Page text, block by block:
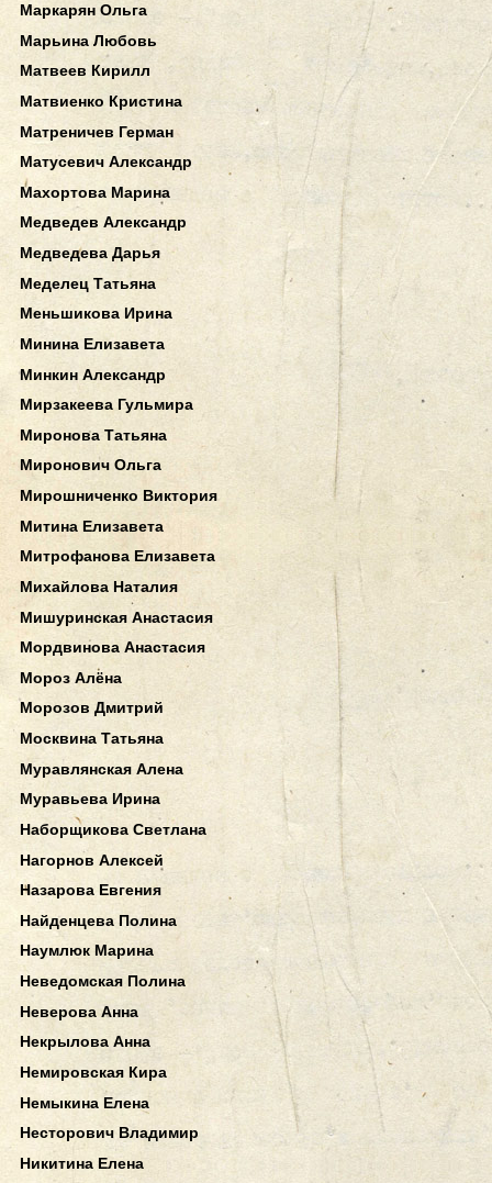
Маркарян Ольга
Марьина Любовь
Матвеев Кирилл
Матвиенко Кристина
Матреничев Герман
Матусевич Александр
Махортова Марина
Медведев Александр
Медведева Дарья
Меделец Татьяна
Меньшикова Ирина
Минина Елизавета
Минкин Александр
Мирзакеева Гульмира
Миронова Татьяна
Миронович Ольга
Мирошниченко Виктория
Митина Елизавета
Митрофанова Елизавета
Михайлова Наталия
Мишуринская Анастасия
Мордвинова Анастасия
Мороз Алёна
Морозов Дмитрий
Москвина Татьяна
Муравлянская Алена
Муравьева Ирина
Наборщикова Светлана
Нагорнов Алексей
Назарова Евгения
Найденцева Полина
Наумлюк Марина
Неведомская Полина
Неверова Анна
Некрылова Анна
Немировская Кира
Немыкина Елена
Несторович Владимир
Никитина Елена